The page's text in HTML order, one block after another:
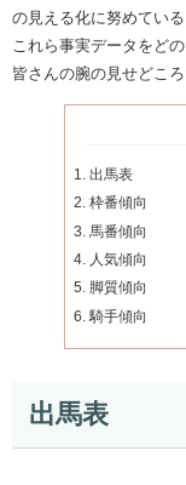
の見える化に努めている
これら事実データをど
皆さんの腕の見せどころ
出馬表
枠番傾向
馬番傾向
人気傾向
脚質傾向
騎手傾向
出馬表